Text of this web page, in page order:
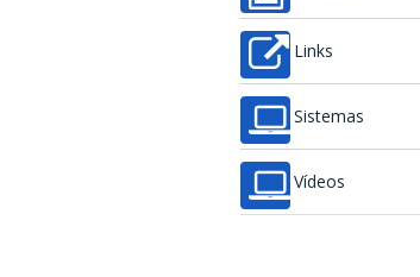
Links
Sistemas
Vídeos